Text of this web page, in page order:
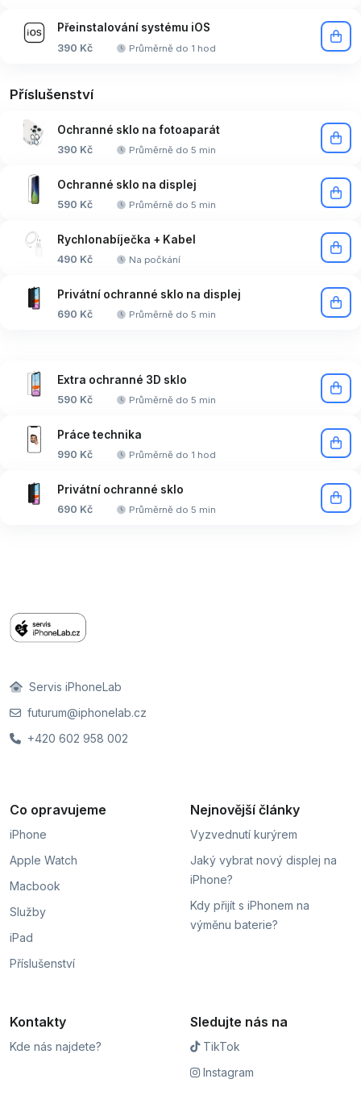
Přeinstalování systému iOS
390 Kč Průměrně do 1 hod
Příslušenství
Ochranné sklo na fotoaparát
390 Kč Průměrně do 5 min
Ochranné sklo na displej
590 Kč Průměrně do 5 min
Rychlonabíječka + Kabel
490 Kč Na počkání
Privátní ochranné sklo na displej
690 Kč Průměrně do 5 min
Extra ochranné 3D sklo
590 Kč Průměrně do 5 min
Práce technika
990 Kč Průměrně do 1 hod
Privátní ochranné sklo
690 Kč Průměrně do 5 min
Servis iPhoneLab
futurum@iphonelab.cz
+420 602 958 002
Co opravujeme
iPhone
Apple Watch
Macbook
Služby
iPad
Příslušenství
Nejnovější články
Vyzvednutí kurýrem
Jaký vybrat nový displej na
iPhone?
Kdy přijít s iPhonem na
výměnu baterie?
Kontakty
Kde nás najdete?
Sledujte nás na
TikTok
Instagram